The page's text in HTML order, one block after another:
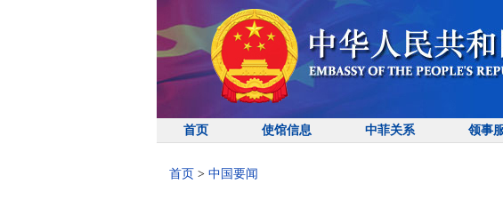
首页 使馆信息 中菲关系 领事
首页 > 中国要闻